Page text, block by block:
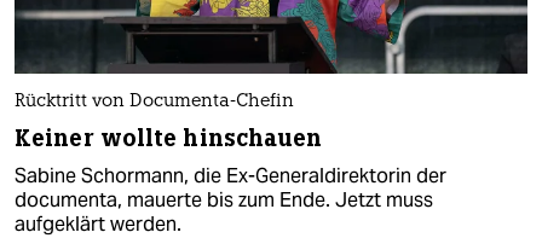
Rücktritt von Documenta-Chefin
Keiner wollte hinschauen
Sabine Schormann, die Ex-General­direktorin der
documenta, mauerte bis zum Ende. Jetzt muss
aufgeklärt werden.